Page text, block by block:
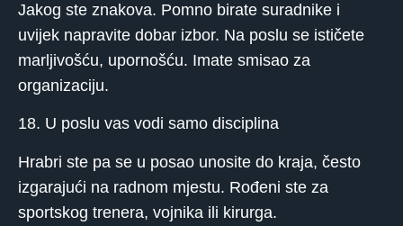
Jakog ste znakova. Pomno birate suradnike i
uvijek napravite dobar izbor. Na poslu se ističete
marljivošću, upornošću. Imate smisao za
organizaciju.
18. U poslu vas vodi samo disciplina
Hrabri ste pa se u posao unosite do kraja, često
izgarajući na radnom mjestu. Rođeni ste za
sportskog trenera, vojnika ili kirurga.